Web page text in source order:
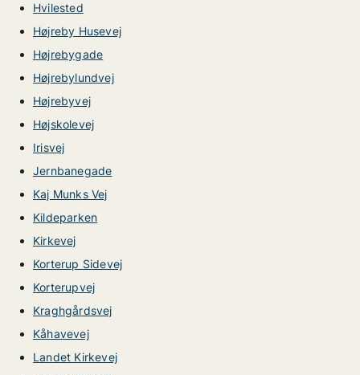
Hvilested
Højreby Husevej
Højrebygade
Højrebylundvej
Højrebyvej
Højskolevej
Irisvej
Jernbanegade
Kaj Munks Vej
Kildeparken
Kirkevej
Korterup Sidevej
Korterupvej
Kraghgårdsvej
Kåhavevej
Landet Kirkevej